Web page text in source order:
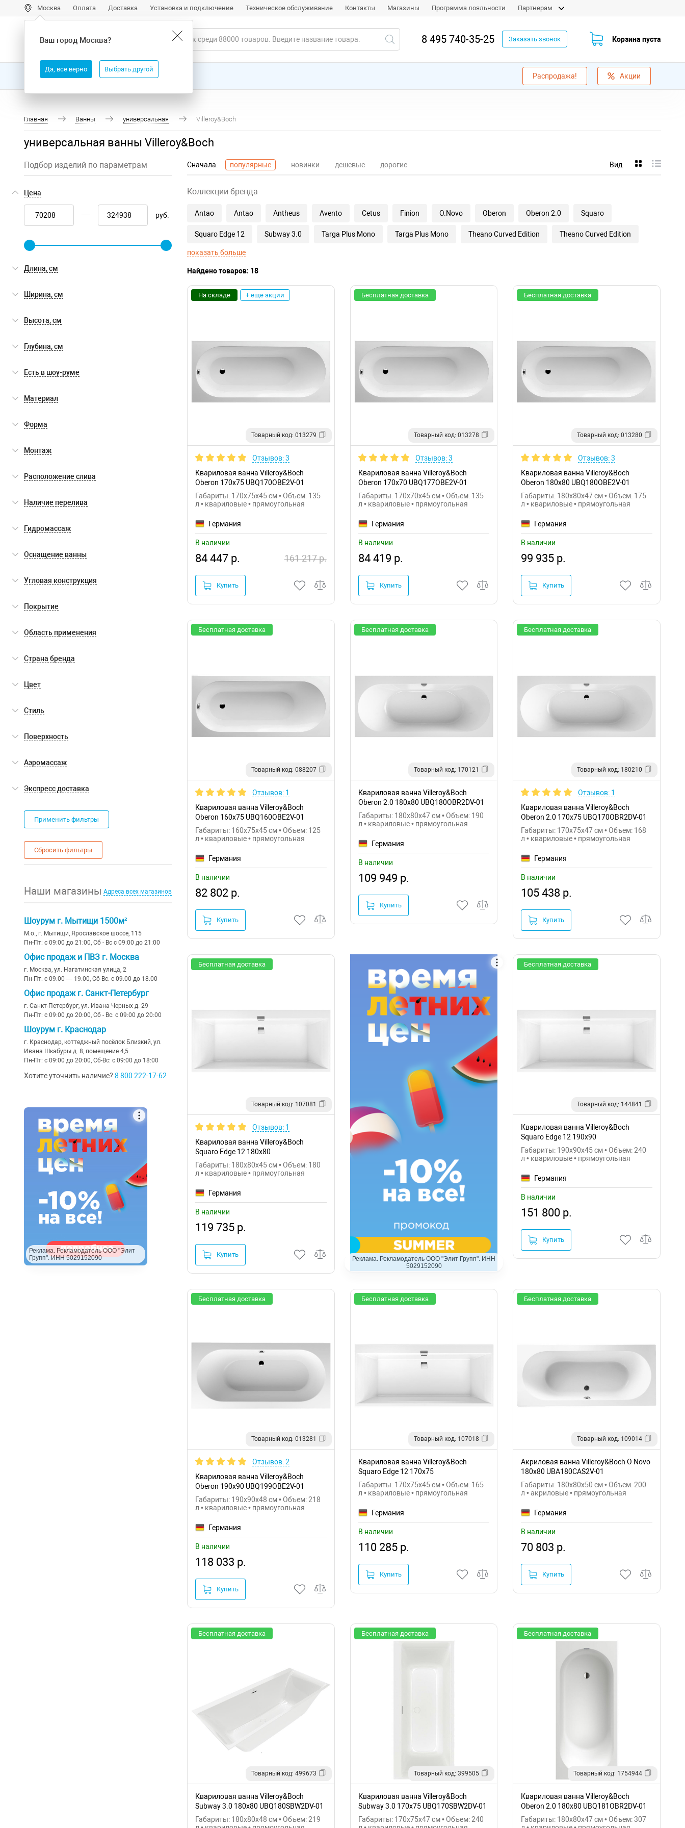
Ваш город Москва?
Да, все верно Выбрать другой
Москва Оплата Доставка Установка и подключение Техническое обслуживание Контакты Магазины Программа лояльности Партнерам
8 495 740-35-25 Заказать звонок Корзина пуста
Все товары Бренды Распродажа! Акции
Главная Ванны универсальная Villeroy&Boch
универсальная ванны Villeroy&Boch
Подбор изделий по параметрам
Цена
руб.
Длина, см
Ширина, см
Высота, см
Глубина, см
Есть в шоу-руме
Материал
Форма
Монтаж
Расположение слива
Наличие перелива
Гидромассаж
Оснащение ванны
Угловая конструкция
Покрытие
Область применения
для бытового использования
Страна бренда
Цвет
Стиль
Поверхность
Аэромассаж
Экспресс доставка
Экспресс доставка(1)
Применить фильтры
Сбросить фильтры
Наши магазины Адреса всех магазинов
Шоурум г. Мытищи 1500м²
М.о., г. Мытищи, Ярославское шоссе, 115
Пн-Пт: с 09:00 до 21:00, Сб - Вс с 09:00 до 21:00
Офис продаж и ПВЗ г. Москва
г. Москва, ул. Нагатинская улица, 2
Пн-Пт: с 09:00 — 19:00, Сб-Вс: с 09:00 до 18:00
Офис продаж г. Санкт-Петербург
г. Санкт-Петербург, ул. Ивана Черных д. 29
Пн-Пт: с 09:00 до 20:00, Сб - Вс: с 09:00 до 20:00
Шоурум г. Краснодар
г. Краснодар, коттеджный посёлок Близкий, ул.
Ивана Шкабуры д. 8, помещение 4,5
Пн-Пт: с 09:00 до 20:00, Сб-Вс: с 09:00 до 18:00
Хотите уточнить наличие? 8 800 222-17-62
Реклама. Рекламодатель ООО "Элит
Групп". ИНН 5029152090
Сначала: популярные новинки дешевые дорогие Вид
Коллекции бренда
Antao Antao Antheus Avento Cetus Finion O.Novo Oberon Oberon 2.0 Squaro
Squaro Edge 12 Subway 3.0 Targa Plus Mono Targa Plus Mono Theano Curved Edition Theano Curved Edition
показать больше
Найдено товаров: 18
На складе + еще акции
Товарный код: 013279
Отзывов: 3
Квариловая ванна Villeroy&Boch
Oberon 170x75 UBQ170OBE2V-01
Габариты: 170x75x45 см • Объем: 135
л • квариловые • прямоугольная
Германия
В наличии
84 447 р. 161 217 р.
Купить
Бесплатная доставка
Товарный код: 013278
Отзывов: 3
Квариловая ванна Villeroy&Boch
Oberon 170x70 UBQ177OBE2V-01
Габариты: 170x70x45 см • Объем: 135
л • квариловые • прямоугольная
Германия
В наличии
84 419 р.
Купить
Бесплатная доставка
Товарный код: 013280
Отзывов: 3
Квариловая ванна Villeroy&Boch
Oberon 180x80 UBQ180OBE2V-01
Габариты: 180x80x47 см • Объем: 175
л • квариловые • прямоугольная
Германия
В наличии
99 935 р.
Купить
Бесплатная доставка
Товарный код: 088207
Отзывов: 1
Квариловая ванна Villeroy&Boch
Oberon 160x75 UBQ160OBE2V-01
Габариты: 160x75x45 см • Объем: 125
л • квариловые • прямоугольная
Германия
В наличии
82 802 р.
Купить
Бесплатная доставка
Товарный код: 170121
Квариловая ванна Villeroy&Boch
Oberon 2.0 180x80 UBQ180OBR2DV-01
Габариты: 180x80x47 см • Объем: 190
л • квариловые • прямоугольная
Германия
В наличии
109 949 р.
Купить
Бесплатная доставка
Товарный код: 180210
Отзывов: 1
Квариловая ванна Villeroy&Boch
Oberon 2.0 170x75 UBQ170OBR2DV-01
Габариты: 170x75x47 см • Объем: 168
л • квариловые • прямоугольная
Германия
В наличии
105 438 р.
Купить
Бесплатная доставка
Товарный код: 107081
Отзывов: 1
Квариловая ванна Villeroy&Boch
Squaro Edge 12 180x80
UBQ180SQE2DV-01
Габариты: 180x80x45 см • Объем: 180
л • квариловые • прямоугольная
Германия
В наличии
119 735 р.
Купить
Реклама. Рекламодатель ООО "Элит Групп". ИНН
5029152090
Бесплатная доставка
Товарный код: 144841
Квариловая ванна Villeroy&Boch
Squaro Edge 12 190x90
UBQ190SQE2DV-01
Габариты: 190x90x45 см • Объем: 240
л • квариловые • прямоугольная
Германия
В наличии
151 800 р.
Купить
Бесплатная доставка
Товарный код: 013281
Отзывов: 2
Квариловая ванна Villeroy&Boch
Oberon 190x90 UBQ199OBE2V-01
Габариты: 190x90x48 см • Объем: 218
л • квариловые • прямоугольная
Германия
В наличии
118 033 р.
Купить
Бесплатная доставка
Товарный код: 107018
Квариловая ванна Villeroy&Boch
Squaro Edge 12 170x75
UBQ170SQE2DV-01
Габариты: 170x75x45 см • Объем: 165
л • квариловые • прямоугольная
Германия
В наличии
110 285 р.
Купить
Бесплатная доставка
Товарный код: 109014
Акриловая ванна Villeroy&Boch O Novo
180x80 UBA180CAS2V-01
Габариты: 180x80x50 см • Объем: 200
л • акриловые • прямоугольная
Германия
В наличии
70 803 р.
Купить
Бесплатная доставка
Товарный код: 499673
Квариловая ванна Villeroy&Boch
Subway 3.0 180x80 UBQ180SBW2DV-01
Габариты: 180x80x48 см • Объем: 219
Бесплатная доставка
Товарный код: 399505
Квариловая ванна Villeroy&Boch
Subway 3.0 170х75 UBQ170SBW2DV-01
Габариты: 170x75x47 см • Объем: 240
Бесплатная доставка
Товарный код: 1754944
Квариловая ванна Villeroy&Boch
Oberon 2.0 180x80 UBQ181OBR2DV-01
Габариты: 180x80x47 см • Объем: 307